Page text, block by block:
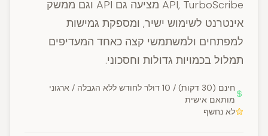
API, TurboScribe מציעה גם API וגם ממשק
אינטרנט לשימוש ישיר, ומספקת גמישות
למפתחים ולמשתמשי קצה כאחד המעדיפים
תמלול בכמויות גדולות וחסכוני.
חינם (30 דקות) / 10 דולר לחודש ללא הגבלה / ארגוני
מותאם אישית
לא נחשף